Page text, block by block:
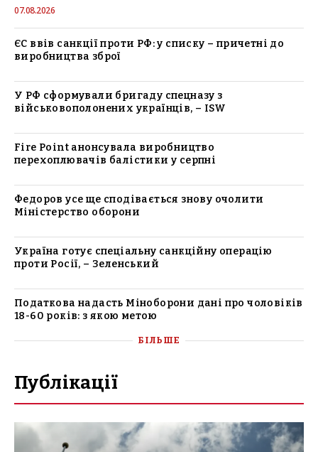
07.08.2026
ЄС ввів санкції проти РФ: у списку – причетні до
виробництва зброї
У РФ сформували бригаду спецназу з
військовополонених українців, – ISW
Fire Point анонсувала виробництво
перехоплювачів балістики у серпні
Федоров усе ще сподівається знову очолити
Міністерство оборони
Україна готує спеціальну санкційну операцію
проти Росії, – Зеленський
Податкова надасть Міноборони дані про чоловіків
18-60 років: з якою метою
БІЛЬШЕ
Публікації